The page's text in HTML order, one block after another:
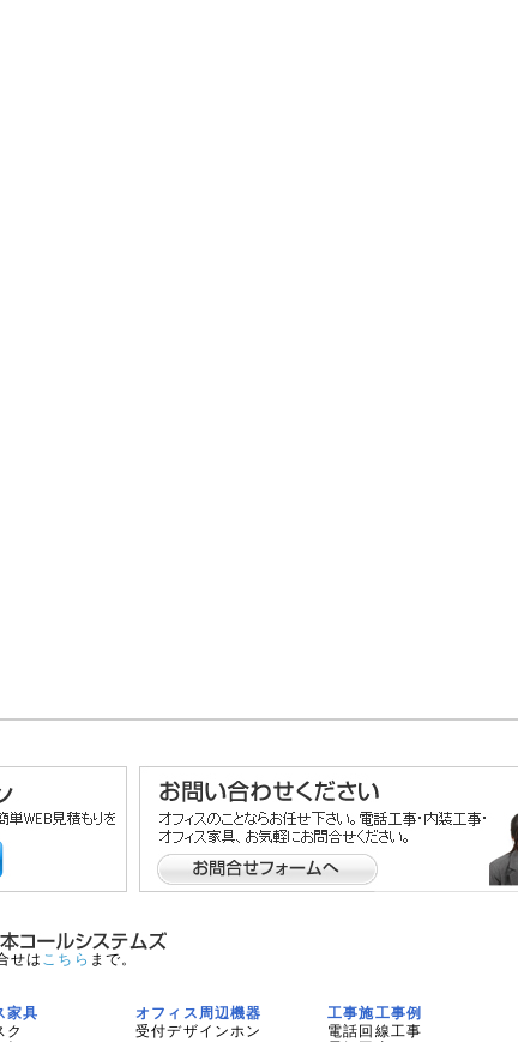
せは こちら まで。
家具
ク
オフィス周辺機器
受付デザインホン
工事施工事例
電話回線工事